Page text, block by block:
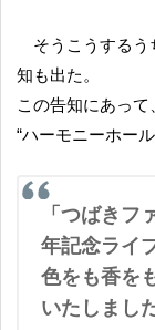
そうこうするうち、つばきファクトリーの単独ライブの告
知も出た。
この告知にあっ
“ハーモニーホー
「つばきファクトリー メジャーデビュー5周
年記念ライ
色をも香を
いたしました